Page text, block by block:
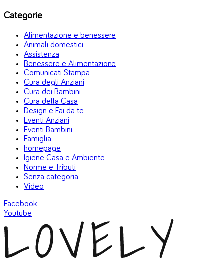
Categorie
Alimentazione e benessere
Animali domestici
Assistenza
Benessere e Alimentazione
Comunicati Stampa
Cura degli Anziani
Cura dei Bambini
Cura della Casa
Design e Fai da te
Eventi Anziani
Eventi Bambini
Famiglia
homepage
Igiene Casa e Ambiente
Norme e Tributi
Senza categoria
Video
Facebook
Youtube